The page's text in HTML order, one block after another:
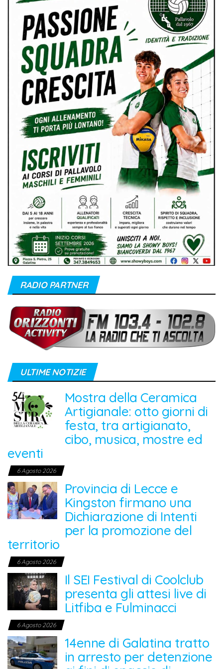
RADIO PARTNER
ULTIME NOTIZIE
Mostra della Ceramica
Artigianale: otto giorni di
festa, tra artigianato,
cibo, musica, mostre ed
eventi
6 Agosto 2026
Provincia di Lecce e
Kingston firmano una
Dichiarazione di Intenti
per la promozione del
territorio
6 Agosto 2026
Il SEI Festival di Coolclub
presenta gli attesi live di
Litfiba e Fulminacci
6 Agosto 2026
14enne di Galatina tratto
in arresto per detenzione